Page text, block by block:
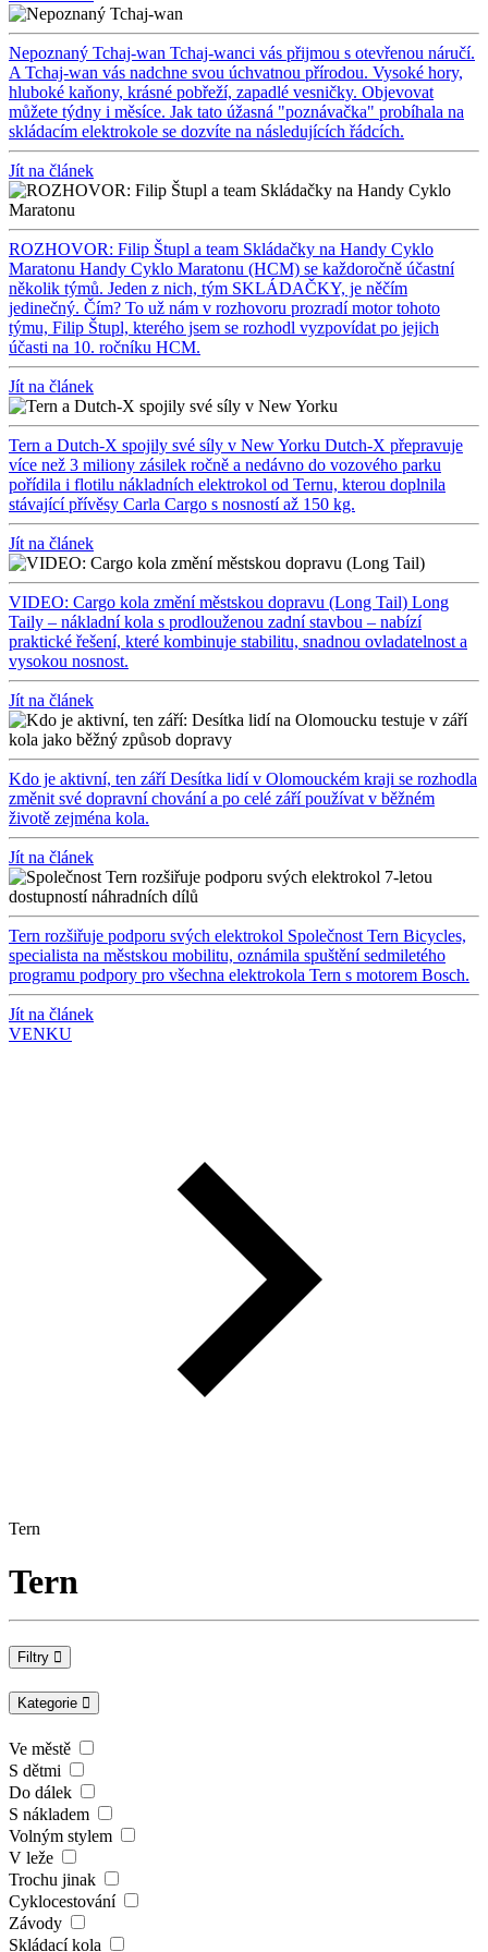
Nepoznaný Tchaj-wan Tchaj-wanci vás přijmou s otevřenou náručí.
A Tchaj-wan vás nadchne svou úchvatnou přírodou. Vysoké hory,
hluboké kaňony, krásné pobřeží, zapadlé vesničky. Objevovat
můžete týdny i měsíce. Jak tato úžasná "poznávačka" probíhala na
skládacím elektrokole se dozvíte na následujících řádcích.
Jít na článek
ROZHOVOR: Filip Štupl a team Skládačky na Handy Cyklo
Maratonu Handy Cyklo Maratonu (HCM) se každoročně účastní
několik týmů. Jeden z nich, tým SKLÁDAČKY, je něčím
jedinečný. Čím? To už nám v rozhovoru prozradí motor tohoto
týmu, Filip Štupl, kterého jsem se rozhodl vyzpovídat po jejich
účasti na 10. ročníku HCM.
Jít na článek
Tern a Dutch-X spojily své síly v New Yorku Dutch-X přepravuje
více než 3 miliony zásilek ročně a nedávno do vozového parku
pořídila i flotilu nákladních elektrokol od Ternu, kterou doplnila
stávající přívěsy Carla Cargo s nosností až 150 kg.
Jít na článek
VIDEO: Cargo kola změní městskou dopravu (Long Tail) Long
Taily – nákladní kola s prodlouženou zadní stavbou – nabízí
praktické řešení, které kombinuje stabilitu, snadnou ovladatelnost a
vysokou nosnost.
Jít na článek
Kdo je aktivní, ten září Desítka lidí v Olomouckém kraji se rozhodla
změnit své dopravní chování a po celé září používat v běžném
životě zejména kola.
Jít na článek
Tern rozšiřuje podporu svých elektrokol Společnost Tern Bicycles,
specialista na městskou mobilitu, oznámila spuštění sedmiletého
programu podpory pro všechna elektrokola Tern s motorem Bosch.
Jít na článek
VENKU
Tern
Tern
Filtry
Kategorie
Ve městě
S dětmi
Do dálek
S nákladem
Volným stylem
V leže
Trochu jinak
Cyklocestování
Závody
Skládací kola